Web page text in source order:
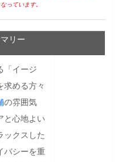
っています。
リー
「イージ
求める方々
の雰囲気
と心地よい
ックスした
バシーを重